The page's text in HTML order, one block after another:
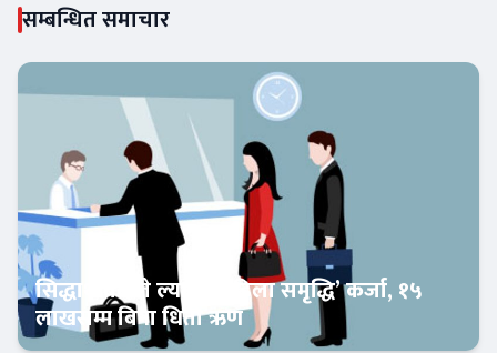
सम्बन्धित समाचार
सिद्धार्थ बैंकले ल्यायो ‘महिला समृद्धि’ कर्जा, १५
लाखसम्म बिना धितो ऋण